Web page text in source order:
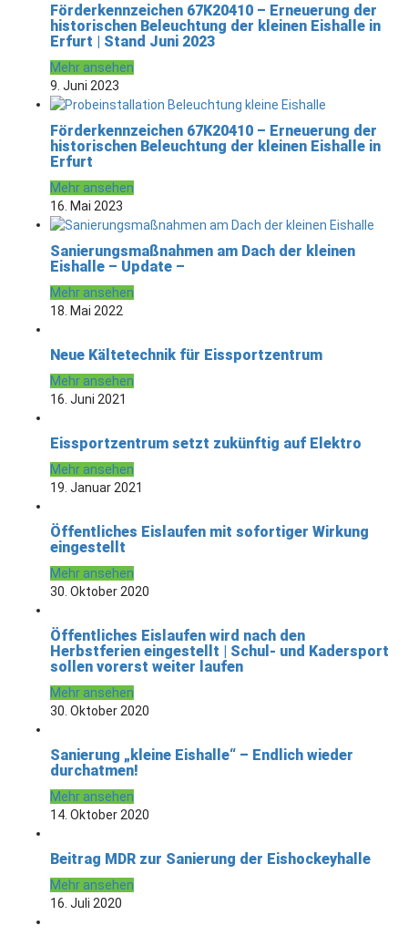
Förderkennzeichen 67K20410 – Erneuerung der
historischen Beleuchtung der kleinen Eishalle in
Erfurt | Stand Juni 2023
Mehr ansehen
9. Juni 2023
Förderkennzeichen 67K20410 – Erneuerung der
historischen Beleuchtung der kleinen Eishalle in
Erfurt
Mehr ansehen
16. Mai 2023
Sanierungsmaßnahmen am Dach der kleinen
Eishalle – Update –
Mehr ansehen
18. Mai 2022
Neue Kältetechnik für Eissportzentrum
Mehr ansehen
16. Juni 2021
Eissportzentrum setzt zukünftig auf Elektro
Mehr ansehen
19. Januar 2021
Öffentliches Eislaufen mit sofortiger Wirkung
eingestellt
Mehr ansehen
30. Oktober 2020
Öffentliches Eislaufen wird nach den
Herbstferien eingestellt | Schul- und Kadersport
sollen vorerst weiter laufen
Mehr ansehen
30. Oktober 2020
Sanierung „kleine Eishalle“ – Endlich wieder
durchatmen!
Mehr ansehen
14. Oktober 2020
Beitrag MDR zur Sanierung der Eishockeyhalle
Mehr ansehen
16. Juli 2020